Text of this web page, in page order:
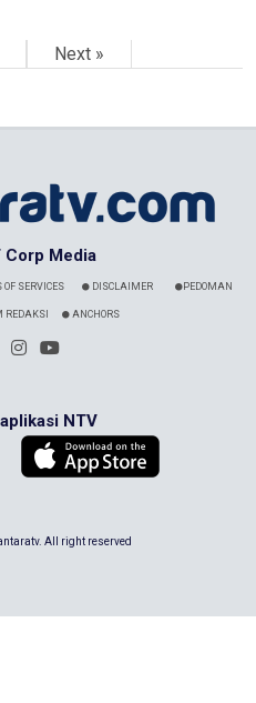
Next »
Corp Media
SERVICES DISCLAIMER PEDOMAN
REDAKSI ANCHORS
NTV
All right reserved